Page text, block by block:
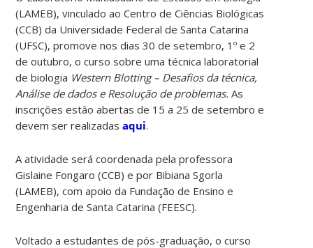
(LAMEB), vinculado ao Centro de Ciências Biológicas
(CCB) da Universidade Federal de Santa Catarina
(UFSC), promove nos dias 30 de setembro, 1º e 2
de outubro, o curso sobre uma técnica laboratorial
de biologia Western Blotting – Desafios da técnica,
Análise de dados e Resolução de problemas.As
inscrições estão abertas de 15 a 25 de setembro e
devem ser realizadas aqui.
A atividade será coordenada pela professora
Gislaine Fongaro (CCB) e por Bibiana Sgorla
(LAMEB), com apoio da Fundação de Ensino e
Engenharia de Santa Catarina (FEESC).
Voltado a estudantes de pós-graduação, o curso